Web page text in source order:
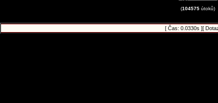
(104575 útoků)
[ Čas: 0.0330s ][